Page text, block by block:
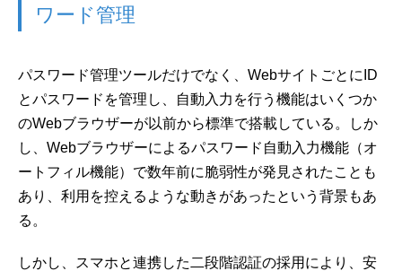
ワード管理
パスワード管理ツールだけでなく、WebサイトごとにID
とパスワードを管理し、自動入力を行う機能はいくつか
のWebブラウザーが以前から標準で搭載している。しか
し、Webブラウザーによるパスワード自動入力機能（オ
ートフィル機能）で数年前に脆弱性が発見されたことも
あり、利用を控えるような動きがあったという背景もあ
る。
しかし、スマホと連携した二段階認証の採用により、安